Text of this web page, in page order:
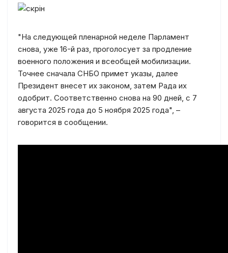
"На следующей пленарной неделе Парламент
снова, уже 16-й раз, проголосует за продление
военного положения и всеобщей мобилизации.
Точнее сначала СНБО примет указы, далее
Президент внесет их законом, затем Рада их
одобрит. Соответственно снова на 90 дней, с 7
августа 2025 года до 5 ноября 2025 года", –
говорится в сообщении.